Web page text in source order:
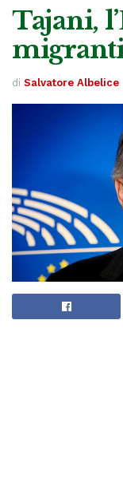
Tajani,
migranti
di Salvatore Albelice